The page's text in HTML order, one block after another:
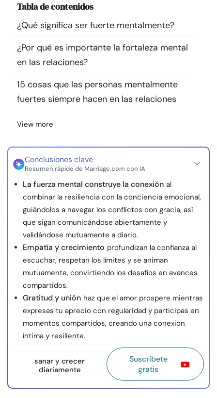
Comunidad
Encuentra un terapeuta
Idioma
Sobre nosotros Contáctanos Escríbenos
Publicidad con
nosotros
Tabla de contenidos
¿Qué significa ser fuerte mentalmente?
¿Por qué es importante la fortaleza mental
en las relaciones?
15 cosas que las personas mentalmente
fuertes siempre hacen en las relaciones
View more
Conclusiones clave
Resumen rápido de Marriage.com con IA
La fuerza mental construye la conexión al
combinar la resiliencia con la conciencia emocional,
guiándolos a navegar los conflictos con gracia, así
que sigan comunicándose abiertamente y
validándose mutuamente a diario.
Empatía y crecimiento profundizan la confianza al
escuchar, respetan los límites y se animan
mutuamente, convirtiendo los desafíos en avances
compartidos.
Gratitud y unión haz que el amor prospere mientras
expresas tu aprecio con regularidad y participas en
momentos compartidos, creando una conexión
íntima y resiliente.
sanar y crecer
diariamente
Suscríbete
gratis